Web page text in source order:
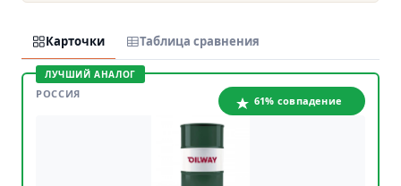
Карточки Таблица сравнения
ЛУЧШИЙ АНАЛОГ
РОССИЯ
61% совпадение